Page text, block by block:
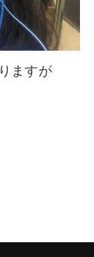
ますが